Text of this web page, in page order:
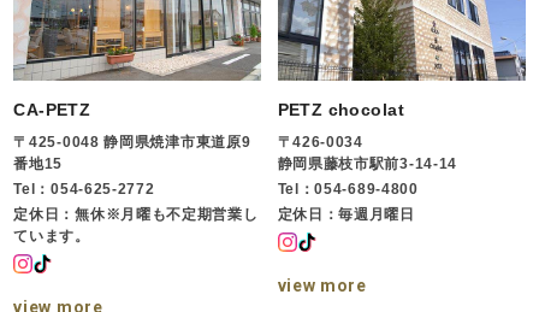
CA-PETZ
〒425-0048 静岡県焼津市東道原9
番地15
Tel：054-625-2772
定休日：無休※月曜も不定期営業し
ています。
view more
PETZ chocolat
〒426-0034
静岡県藤枝市駅前3-14-14
Tel：054-689-4800
定休日：毎週月曜日
view more